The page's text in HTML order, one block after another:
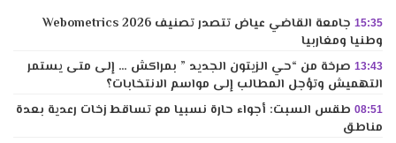
15:35
جامعة القاضي عياض تتصدر تصنيف Webometrics 2026
وطنيا ومغاربيا
13:43 صرخة من “حي الزيتون الجديد ” بمراكش … إلى متى يستمر
التهميش وتؤجل المطالب إلى مواسم الانتخابات؟
08:51 طقس السبت: أجواء حارة نسبيا مع تساقط زخات رعدية بعدة
مناطق